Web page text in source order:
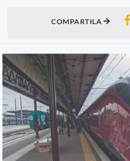
COMPARTILA